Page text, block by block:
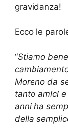
gravidanza!
Ecco le
“Stiamo
Moreno da
tanto amici
anni ha
della